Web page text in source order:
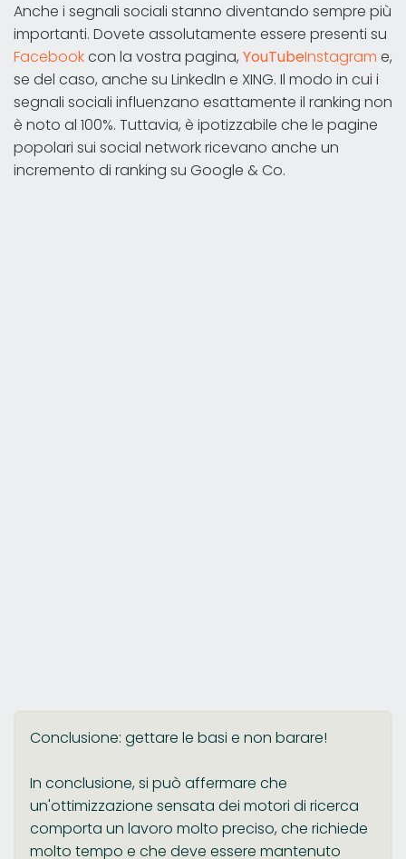
Anche i segnali sociali stanno diventando sempre più
importanti. Dovete assolutamente essere presenti su
Facebookcon la vostra pagina, YouTubeInstagram e,
se del caso, anche su LinkedIn e XING. Il modo in cui i
segnali sociali influenzano esattamente il ranking non
è noto al 100%. Tuttavia, è ipotizzabile che le pagine
popolari sui social network ricevano anche un
incremento di ranking su Google & Co.
Conclusione: gettare le basi e non barare!
In conclusione, si può affermare che
un'ottimizzazione sensata dei motori di ricerca
comporta un lavoro molto preciso, che richiede
molto tempo e che deve essere mantenuto